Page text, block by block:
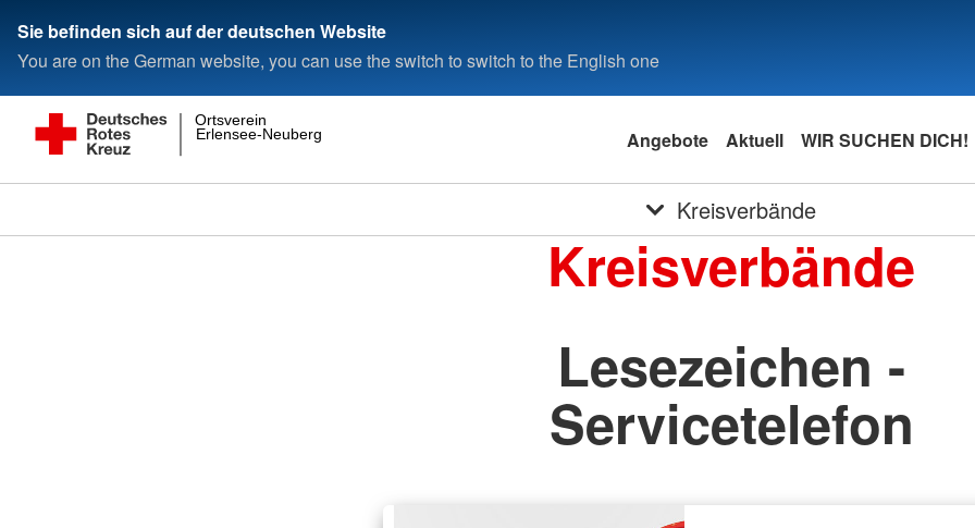
Sie befinden sich auf der deutschen Website
You are on the German website, you can use the switch to switch to the English one
Erlensee-Neuberg
Ortsverein
Angebote Aktuell WIR SUCHEN DICH!
Kreisverbände
Kreisverbände
Lesezeichen -
Servicetelefon